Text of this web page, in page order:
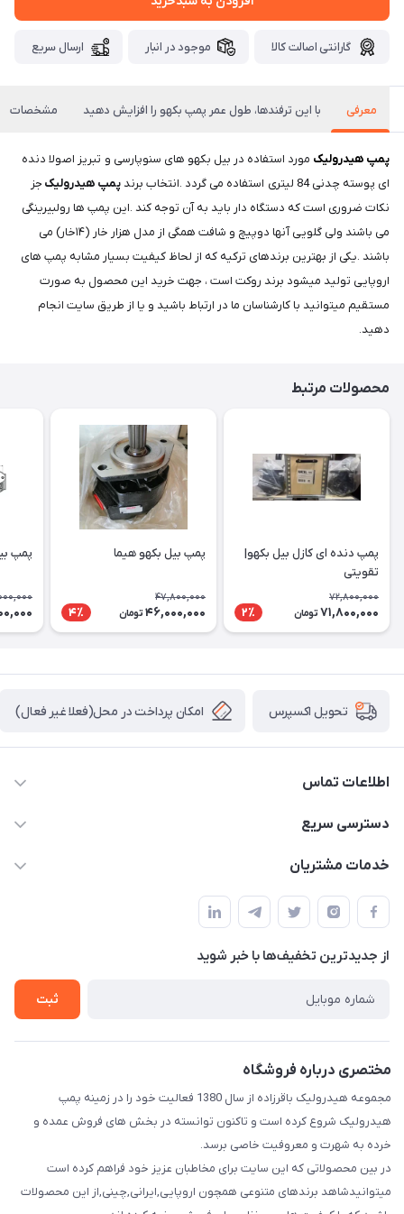
گارانتی اصالت کالا موجود در انبار ارسال سریع
معرفی با این ترفندها، طول عمر پمپ بکهو را افزایش دهید مشخصات
پمپ هیدرولیک مورد استفاده در بیل بکهو های سنوپارسی و تبریز اصولا دنده
ای پوسته چدنی 84 لیتری استفاده می گردد .انتخاب برند
پمپ هیدرولیک جز
نکات ضروری است که دستگاه دار باید به آن توجه کند .این پمپ ها رولبیرینگی
می باشند ولی گلویی آنها دوپیچ و شافت همگی از مدل هزار خار (۱۴خار) می
باشند .یکی از بهترین برندهای ترکیه که از لحاظ کیفیت بسیار مشابه پمپ های
اروپایی تولید میشود برند روکت است ، جهت خرید این محصول به صورت
مستقیم میتوانید با کارشناسان ما در ارتباط باشید و یا از طریق سایت انجام
دهید.
محصولات مرتبط
پمپ دنده ای کازل بیل بکهو|
تقویتی
72,800,000
71,800,000 تومان 2٪
پمپ بیل بکهو هیما
47,800,000
46,000,000 تومان 4٪
پمپ
تحویل اکسپرس امکان پرداخت در محل(فعلا غیر فعال)
اطلاعات تماس
04432336021
دسترسی سریع
حساب کاربری
لیست محصولات
درباره ما
خدمات مشتریان
قوانین و مقررات
حریم خصوصی
راهنما
از جدید‌ترین تخفیف‌ها با‌ خبر شوید
ثبت
مختصری درباره فروشگاه
مجموعه هیدرولیک باقرزاده از سال 1380 فعالیت خود را در زمینه پمپ
هیدرولیک شروع کرده است و تاکنون توانسته در بخش های فروش عمده و
خرده به شهرت و معروفیت خاصی برسد.
در بین محصولاتی که این سایت برای مخاطبان عزیز خود فراهم کرده است
میتوانیدشاهد برندهای متنوعی همچون اروپایی,ایرانی,چینی,از این محصولات